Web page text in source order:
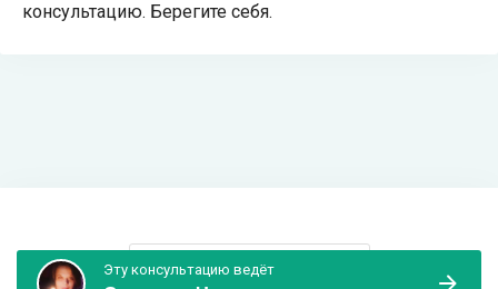
консультацию. Берегите себя.
Эту консультацию ведёт